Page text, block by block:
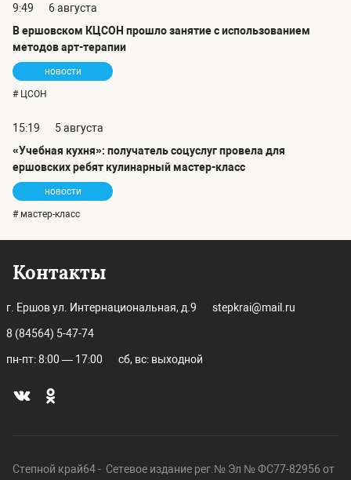
9:49
6 августа
В ершовском КЦСОН прошло занятие с использованием
методов арт-терапии
новости
# ЦСОН
15:19
5 августа
«Учебная кухня»: получатель соцуслуг провела для
ершовских ребят кулинарный мастер-класс
новости
# мастер-класс
Контакты
г. Ершов ул. Интернациональная, д.9 stepkrai@mail.ru
8 (84564) 5-47-74
пн-пт: 8:00 — 17:00 сб, вс: выходной
Степной край64 - Сетевое издание рег.№ Эл № ФС77-82956 от